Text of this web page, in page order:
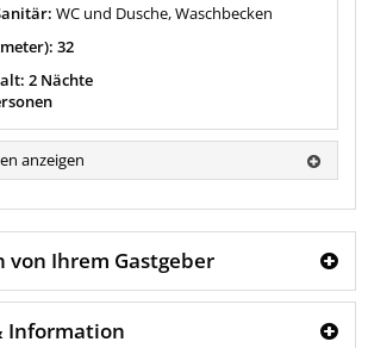
WC und Dusche, Waschbecken
32
2 Nächte
anzeigen
Ihrem Gastgeber
Information